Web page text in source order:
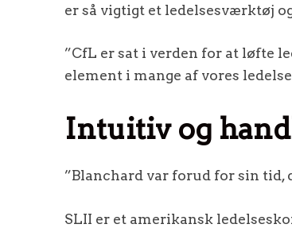
er så vigtigt et ledelsesværktøj
”CfL er sat i verden for at løfte
element i mange af vores
Intuitiv og
”Blanchard var forud for sin tid,
SLII er et amerikansk